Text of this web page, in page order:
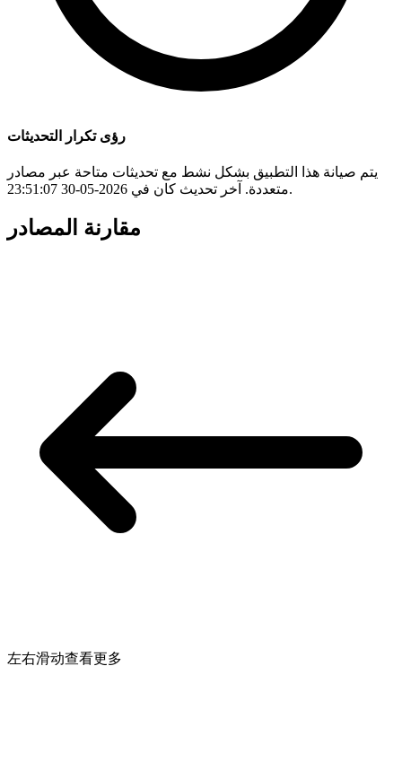
رؤى تكرار التحديثات
يتم صيانة هذا التطبيق بشكل نشط مع تحديثات متاحة عبر مصادر
متعددة. آخر تحديث كان في 2026-05-30 23:51:07.
مقارنة المصادر
左右滑动查看更多